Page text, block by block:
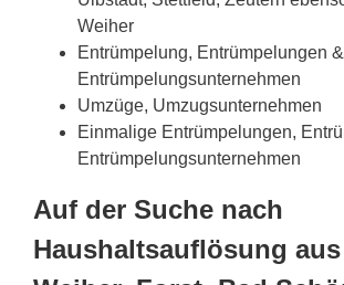
Weiher
Entrümpelung, Entrümpelungen &
Entrümpelungsunternehmen
Umzüge, Umzugsunternehmen
Einmalige Entrümpelungen,
Entrümpelungsunternehmen
Auf der Suche nach
Haushaltsauflösung